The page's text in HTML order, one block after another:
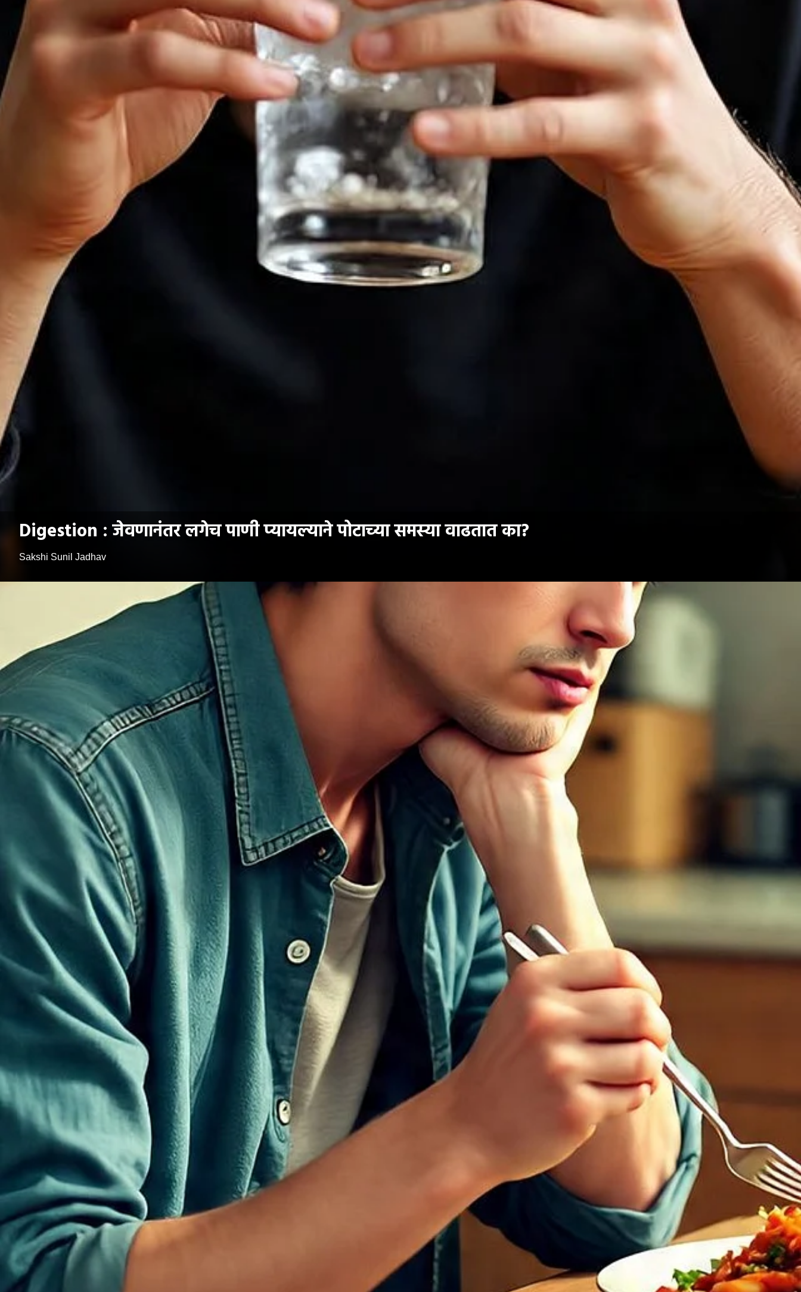
Digestion : जेवणानंतर लगेच पाणी प्यायल्याने पोटाच्या समस्या वाढतात का?
Sakshi Sunil Jadhav